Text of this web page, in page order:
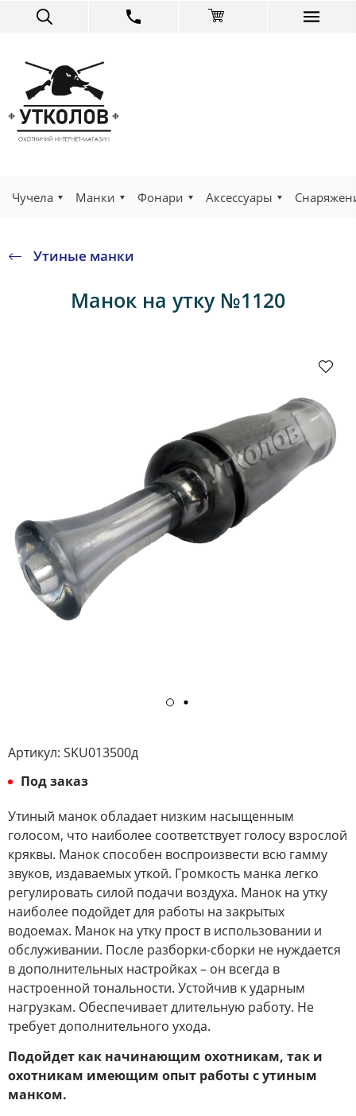
Чучела Манки Фонари Аксессуары
Утиные манки
Манок на утку №1120
Артикул: SKU013500д
Под заказ
Утиный манок обладает низким насыщенным
голосом, что наиболее соответствует голосу взрослой
кряквы. Манок способен воспроизвести всю гамму
звуков, издаваемых уткой. Громкость манка легко
регулировать силой подачи воздуха. Манок на утку
наиболее подойдет для работы на закрытых
водоемах. Манок на утку прост в использовании и
обслуживании. После разборки-сборки не нуждается
в дополнительных настройках – он всегда в
настроенной тональности. Устойчив к ударным
нагрузкам. Обеспечивает длительную работу. Не
требует дополнительного ухода.
Подойдет как начинающим охотникам, так и
охотникам имеющим опыт работы с утиным
манком.